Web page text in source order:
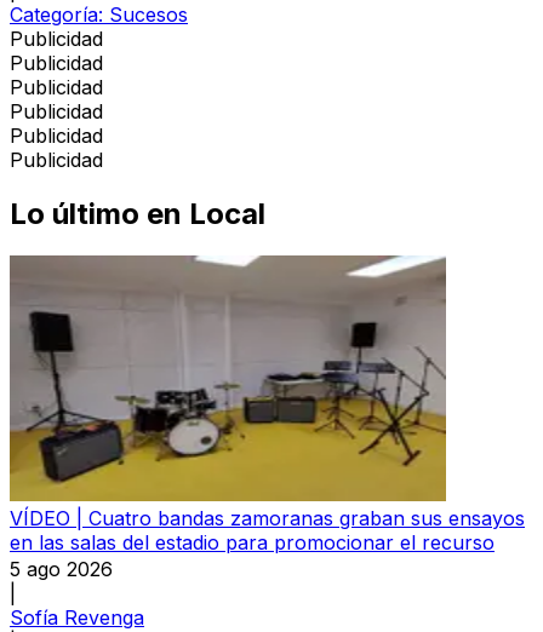
Categoría: Sucesos
Publicidad
Publicidad
Publicidad
Publicidad
Publicidad
Publicidad
Lo último en Local
VÍDEO | Cuatro bandas zamoranas graban sus ensayos
en las salas del estadio para promocionar el recurso
5 ago 2026
Sofía Revenga